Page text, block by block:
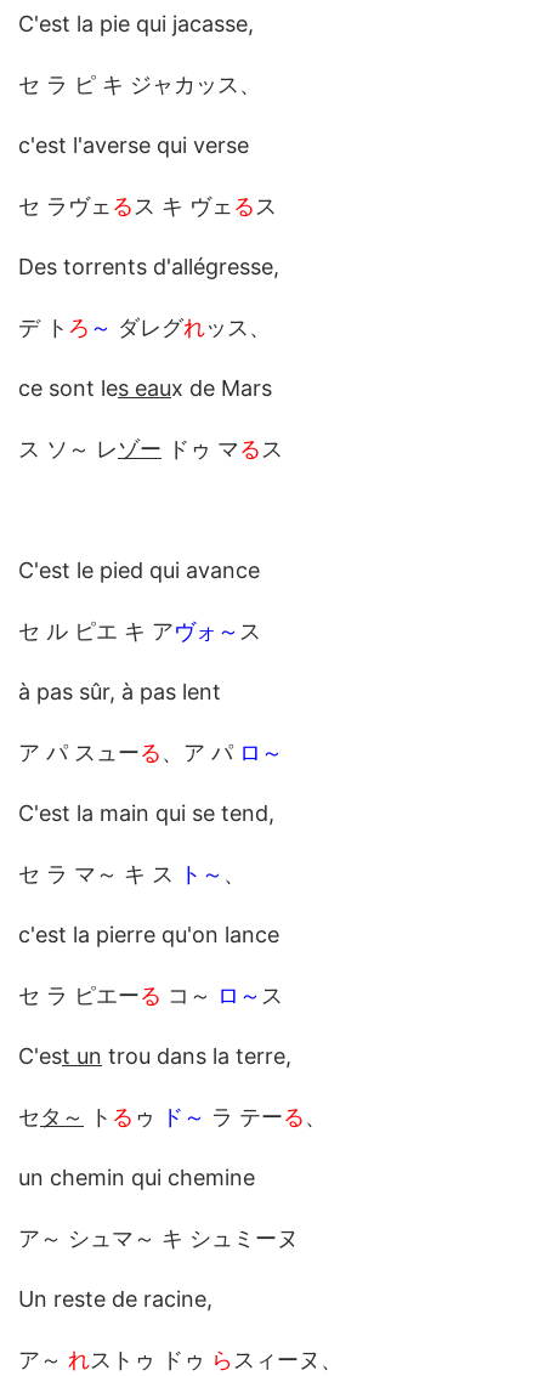
C'est la pie qui jacasse,
セ ラ ピ キ ジャカッス、
c'est l'averse qui verse
セ ラヴェ る ス キ ヴェ る ス
Des torrents d'allégresse,
デ ト ろ ～ ダレグれッス、
ce sont les eaux de Mars
ス ソ～ レゾー ドゥ マる ス
C'est le pied qui avance
セ ル ピエ キ アヴォ～ ス
à pas sûr, à pas lent
ア パ スューる、ア パ ロ～
C'est la main qui se tend,
セ ラ マ～ キ ス ト～ 、
c'est la pierre qu'on lance
セ ラ ピエーる コ～ ロ～ ス
C'est un trou dans la terre,
セタ～ ト る ゥ ド～ ラ テーる、
un chemin qui chemine
ア～ シュマ～ キ シュミーヌ
Un reste de racine,
ア～ れストゥ ドゥ ら スィーヌ、